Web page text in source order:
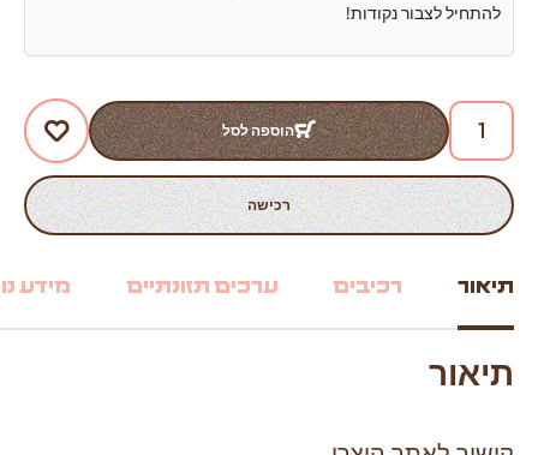
להתחיל לצבור נקודות!
הוספה לסל
רכישה
תיאור רכיבים ערכים תזונתיים מידע
תיאור